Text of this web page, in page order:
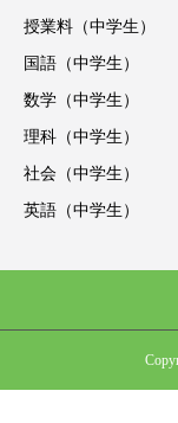
授業料（中学生）
国語（中学生）
数学（中学生）
理科（中学生）
社会（中学生）
英語（中学生）